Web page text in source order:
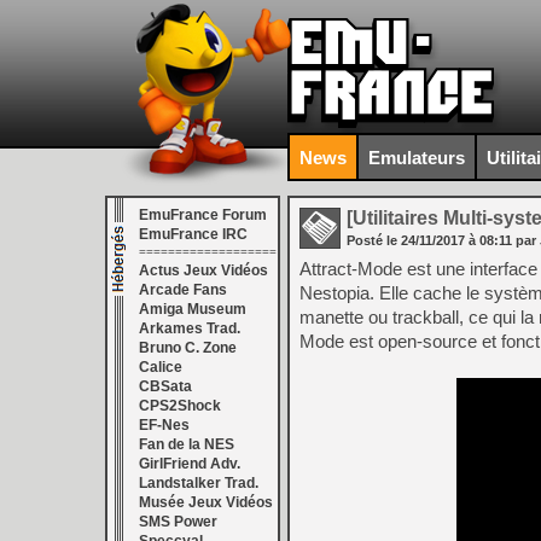
News Emulateurs
EmuFrance Forum
EmuFrance IRC
===================
Actus Jeux Vidéos
Arcade Fans
Amiga Museum
Arkames Trad.
Bruno C. Zone
Calice
CBSata
CPS2Shock
EF-Nes
Fan de la NES
GirlFriend Adv.
Landstalker Trad.
Musée Jeux Vidéos
SMS Power
[Utilitaires Multi-
Posté le 24/11/2017 à 08:11 par
Attract-Mode est une
Nestopia. Elle cache le
manette ou trackball, ce qui
Mode est open-source et